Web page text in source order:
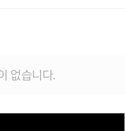
없습니다.